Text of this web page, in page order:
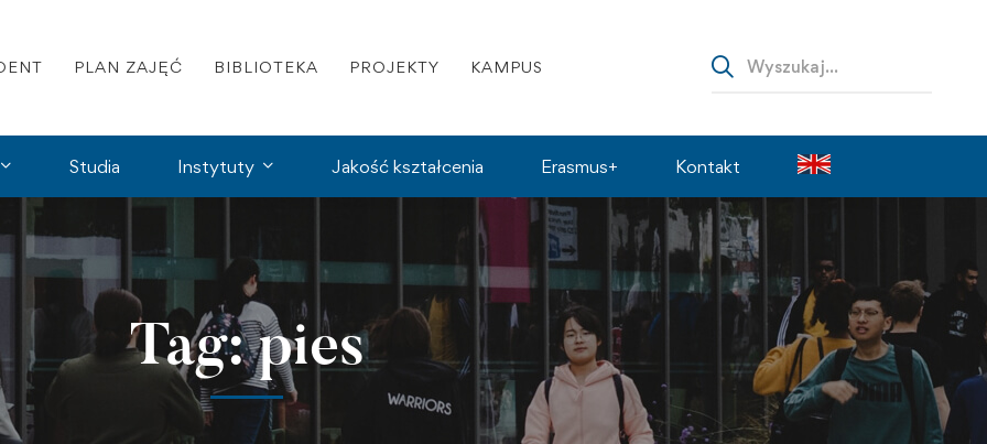
PLAN ZAJĘĆ BIBLIOTEKA PROJEKTY KAMPUS
Studia Instytuty Jakość kształcenia Erasmus+ Kontakt
Tag: pies